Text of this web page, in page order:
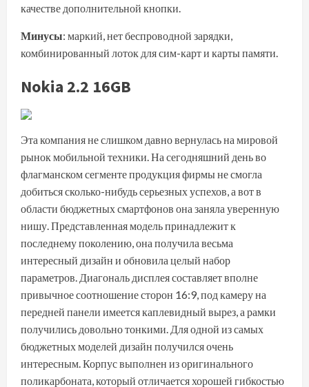
качестве дополнительной кнопки.
Минусы: маркий, нет беспроводной зарядки,
комбинированный лоток для сим-карт и карты памяти.
Nokia 2.2 16GB
Эта компания не слишком давно вернулась на мировой
рынок мобильной техники. На сегодняшний день во
флагманском сегменте продукция фирмы не смогла
добиться сколько-нибудь серьезных успехов, а вот в
области бюджетных смартфонов она заняла уверенную
нишу. Представленная модель принадлежит к
последнему поколению, она получила весьма
интересный дизайн и обновила целый набор
параметров. Диагональ дисплея составляет вполне
привычное соотношение сторон 16:9, под камеру на
передней панели имеется каплевидный вырез, а рамки
получились довольно тонкими. Для одной из самых
бюджетных моделей дизайн получился очень
интересным. Корпус выполнен из оригинального
поликарбоната, который отличается хорошей гибкостью